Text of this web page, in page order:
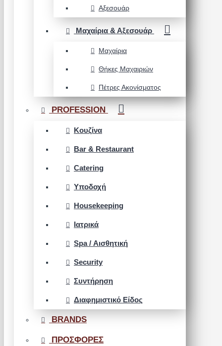
Αξεσουάρ
Μαχαίρια & Αξεσουάρ
Μαχαίρια
Θήκες Μαχαιριών
Πέτρες Ακονίσματος
PROFESSION
Κουζίνα
Bar & Restaurant
Catering
Υποδοχή
Housekeeping
Ιατρικά
Spa / Αισθητική
Security
Συντήρηση
Διαφημιστικό Είδος
BRANDS
ΠΡΟΣΦΟΡΕΣ